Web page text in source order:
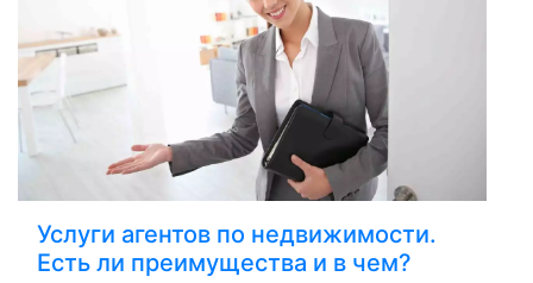
Услуги агентов по недвижимости.
Есть ли преимущества и в чем?